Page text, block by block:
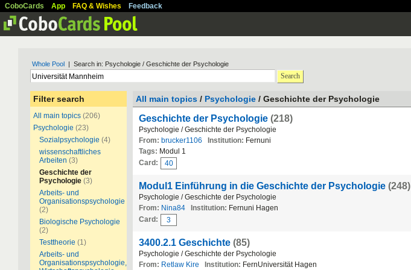
CoboCards App FAQ & Wishes Feedback
Whole Pool | Search in: Psychologie / Geschichte der Psychologie
Search
Filter search
All main topics (206)
Psychologie (23)
Sozialpsychologie (4)
wissenschaftliches
Arbeiten (3)
Geschichte der
Psychologie (3)
Arbeits- und
Organisationspsychologie
(2)
Biologische Psychologie
(2)
Testtheorie (1)
Arbeits- und
Organisationspsychologie,
All main topics / Psychologie / Geschichte der Psychologie
Geschichte der Psychologie (218)
Psychologie / Geschichte der Psychologie
From: brucker1106 Institution: Fernuni
Tags: Modul 1
Card:
40
Modul1 Einführung in die Geschichte der Psychologie (248)
Psychologie / Geschichte der Psychologie
From: Nina84 Institution: Fernuni Hagen
Card:
3
3400.2.1 Geschichte (85)
Psychologie / Geschichte der Psychologie
From: Retlaw Kire Institution: FernUniversität Hagen